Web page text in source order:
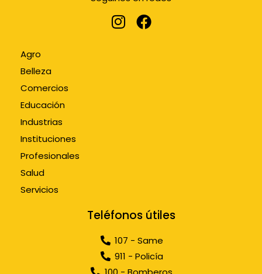
Agro
Belleza
Comercios
Educación
Industrias
Instituciones
Profesionales
Salud
Servicios
Teléfonos útiles
107 - Same
911 - Policía